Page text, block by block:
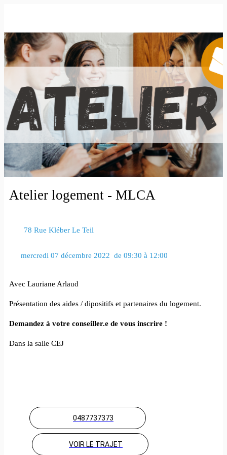
Atelier logement - MLCA
78 Rue Kléber Le Teil
mercredi 07 décembre 2022  de 09:30 à 12:00
Avec Lauriane Arlaud
Présentation des aides / dipositifs et partenaires du logement.
Demandez à votre conseiller.e de vous inscrire !
Dans la salle CEJ
0487737373
VOIR LE TRAJET